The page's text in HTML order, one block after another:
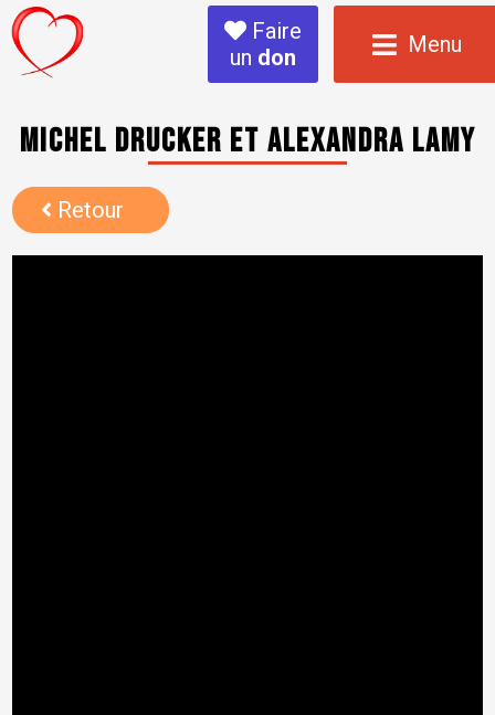
Faire
un don Menu
Michel Drucker et Alexandra Lamy
Retour